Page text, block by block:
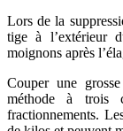
Lors de la
tige à l’extérieur
moignons après
Couper une
méthode à trois
fractionnements.